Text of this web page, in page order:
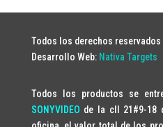
Todos los derechos
Desarrollo Web: Nativa Targets
Todos los productos se
SONYVIDEO de la cll 21#9-18